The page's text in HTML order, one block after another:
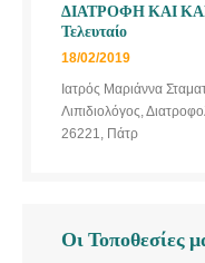
ΔΙΑΤΡΟΦΗ ΚΑΙ
Τελευταίο
18/02/2019
Ιατρός Μαριάννα
Λιπιδιολόγος,
26221, Πάτρ
Οι Τοποθεσίες